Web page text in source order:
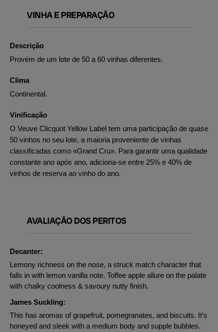
VINHA E PREPARAÇÃO
Descrição
Provém de um lote de 50 a 60 vinhas diferentes.
Clima
Continental.
Vinificação
O Veuve Clicquot Yellow Label tem uma participação de quase
50 vinhos no seu lote, a maioria proveniente de vinhas
classificadas como «Grand Cru». Para garantir uma qualidade
constante ano após ano, adiciona-se entre 25% e 40% de
vinhos de reserva ao vinho do ano.
AVALIAÇÃO DOS PERITOS
Decanter:
Lemony richness on the nose, a struck match character that
falls in with lemon vanilla note. Toffee apple allure on the palate
with chalky coolness & savoury nutty finish.
James Suckling:
This has aromas of grapefruit, pomegranates, and biscuits. It’s
honeyed and sleek with a medium body and supple bubbles.